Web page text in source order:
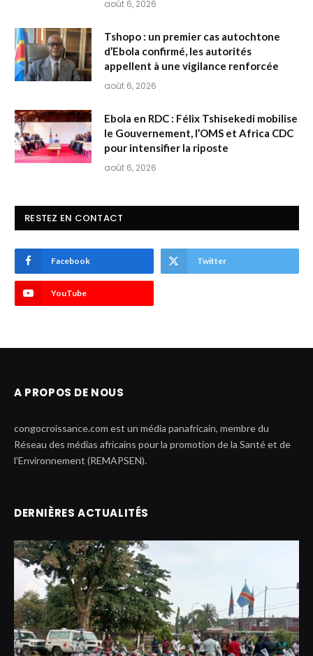
août 6, 2026
Tshopo : un premier cas autochtone
d’Ebola confirmé, les autorités
appellent à une vigilance renforcée
août 6, 2026
Ebola en RDC : Félix Tshisekedi mobilise
le Gouvernement, l’OMS et Africa CDC
pour intensifier la riposte
août 6, 2026
RESTEZ EN CONTACT
Facebook Twitter
YouTube
A PROPOS DE NOUS
congocroissance.com est un média panafricain, membre du
Réseau des médias africains pour la promotion de la Santé et de
l’Environnement (REMAPSEN).
DERNIÈRES ACTUALITÉS